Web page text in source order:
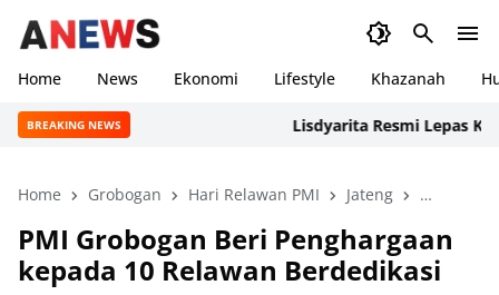
Home News Ekonomi Lifestyle Khazanah
BREAKING NEWS Lisdyarita Resmi Lepas
Home Grobogan Hari Relawan PMI Jateng Nasional
PMI Grobogan Beri Penghargaan
kepada 10 Relawan Berdedikasi